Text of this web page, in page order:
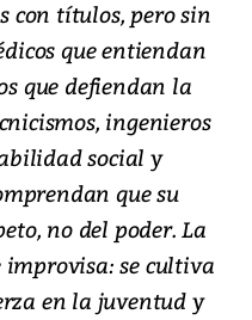
con títulos, pero sin
que entiendan
que defiendan la
ingenieros
social y
que su
no del poder. La
improvisa: se cultiva
en la juventud y